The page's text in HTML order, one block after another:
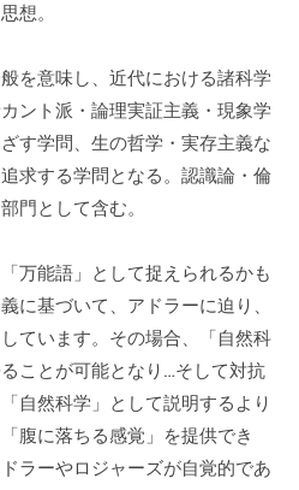
想。
を意味し、近代における諸科学
ント派・論理実証主義・現象学
す学問、生の哲学・実存主義な
求する学問となる。認識論・倫
門として含む。
万能語」として捉えられるかも
に基づいて、アドラーに迫り、
ています。その場合、「自然科
ことが可能となり…そして対抗
自然科学」として説明するより
腹に落ちる感覚」を提供でき
ラーやロジャーズが自覚的であ